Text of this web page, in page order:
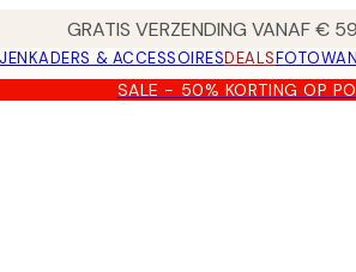
GRATIS VERZENDING VANAF €
KADERS & ACCESSOIRESDEALS
SALE - 50% KORTING OP